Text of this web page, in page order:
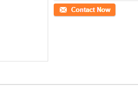
Contatto